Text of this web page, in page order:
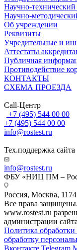
Научно-технический
Научно-
Об учреждении
Реквизиты
Учредительные и
Аттестаты
Публичная
Противодействие
КОНТАКТЫ
СХЕМА ПРОЕЗДА
Call-Центр
+7 (495) 544 00 00
+7 (495) 544 00 00
info@rostest.ru
Тех.поддержка сайта
info@rostest.ru
ФБУ «НИЦ ПМ –
Россия, Москва,
Все права защищены.
www.rostest.ru
администрации
Политика
обработку
Вконтакте Telegram